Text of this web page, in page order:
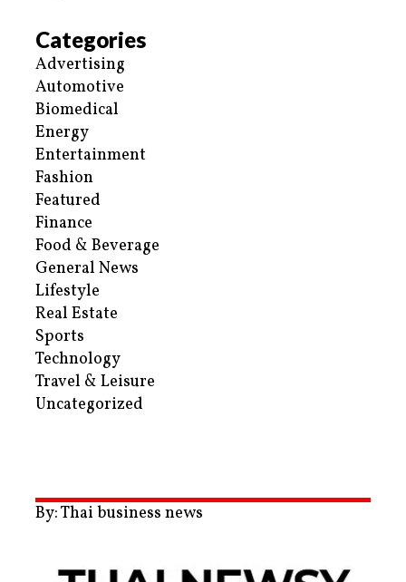
Categories
Advertising
Automotive
Biomedical
Energy
Entertainment
Fashion
Featured
Finance
Food & Beverage
General News
Lifestyle
Real Estate
Sports
Technology
Travel & Leisure
Uncategorized
By: Thai business news